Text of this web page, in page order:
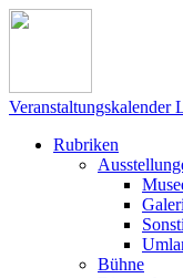
Veranstaltungskalender
Rubriken
Bühne